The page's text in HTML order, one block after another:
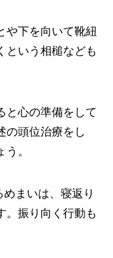
や下を向いて靴紐
という相槌なども
と心の準備をして
の頭位治療をし
。
めまいは、寝返り
。振り向く行動も